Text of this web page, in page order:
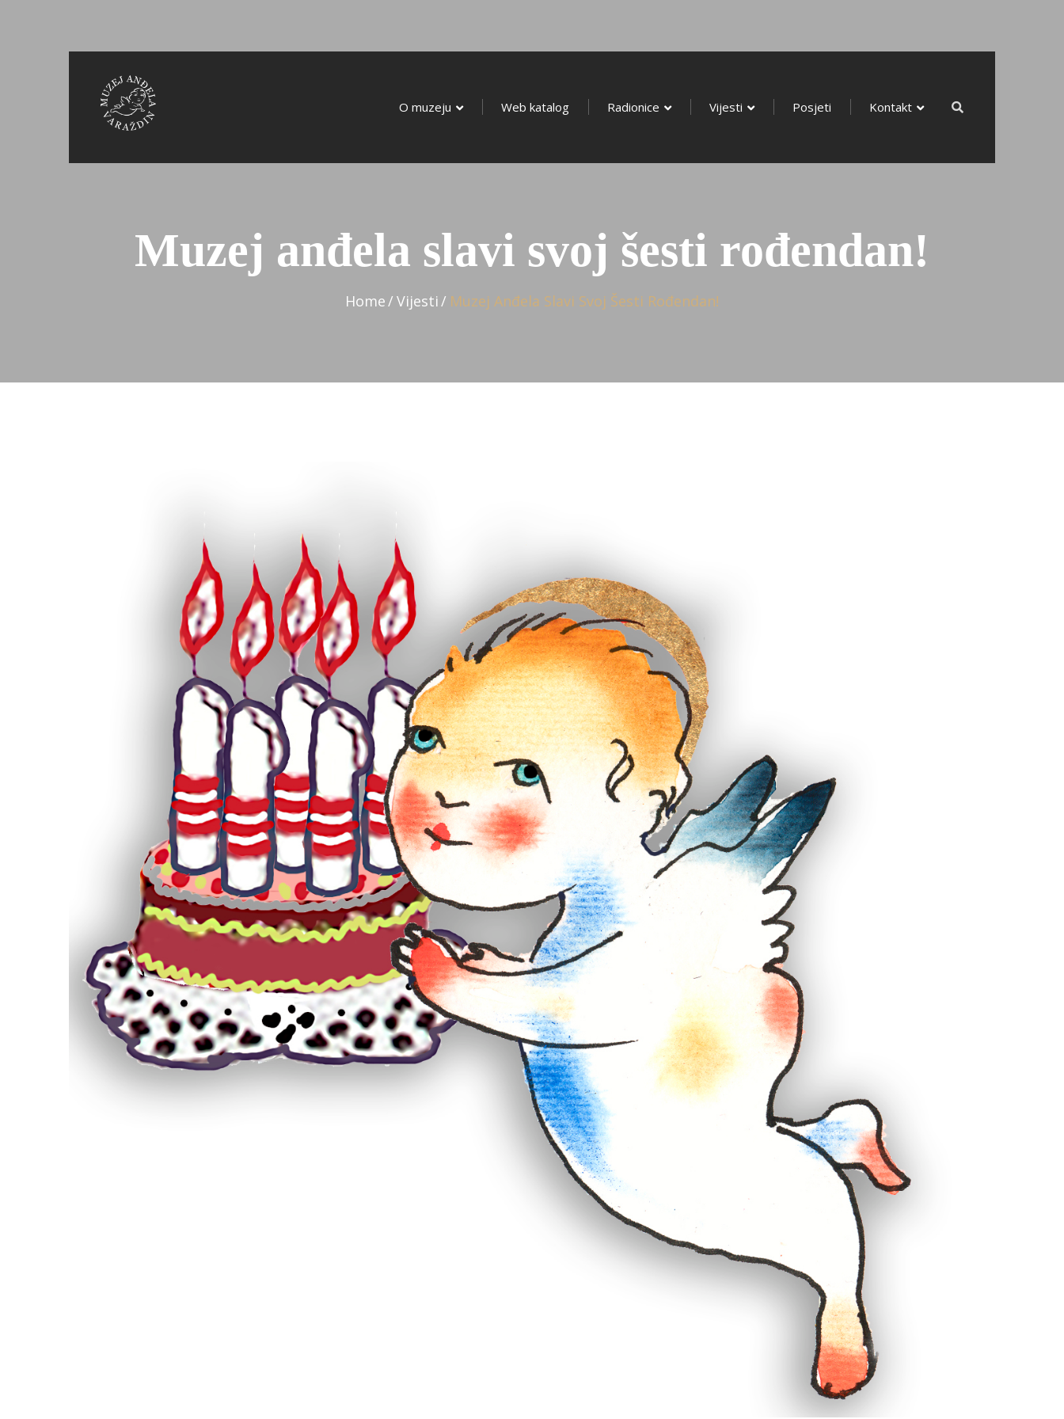
O muzeju Web katalog Radionice Vijesti Posjeti Kontakt
Muzej anđela slavi svoj šesti rođendan!
Home Vijesti Muzej Anđela Slavi Svoj Šesti Rođendan!